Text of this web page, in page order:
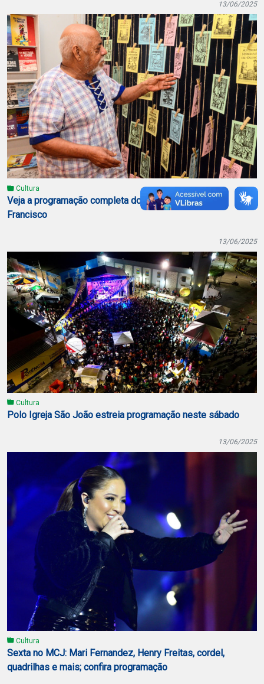
13/06/2025
Cultura
Veja a programação completa do Polo Poeta Antônio
Francisco
13/06/2025
Cultura
Polo Igreja São João estreia programação neste sábado
13/06/2025
Cultura
Sexta no MCJ: Mari Fernandez, Henry Freitas, cordel,
quadrilhas e mais; confira programação